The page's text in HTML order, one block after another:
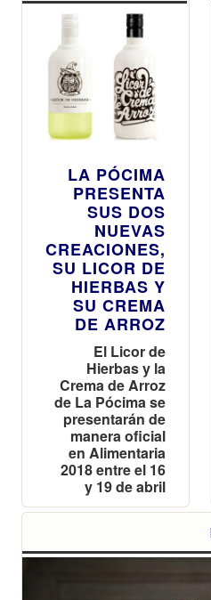
llega con sus
productos
gallegos a
nuevas
ciudades
repartidas por
todo el país
LA PÓCIMA
PRESENTA
SUS DOS
NUEVAS
CREACIONES,
SU LICOR DE
HIERBAS Y
SU CREMA
DE ARROZ
El Licor de
Hierbas y la
Crema de Arroz
de La Pócima se
presentarán de
manera oficial
en Alimentaria
2018 entre el 16
y 19 de abril